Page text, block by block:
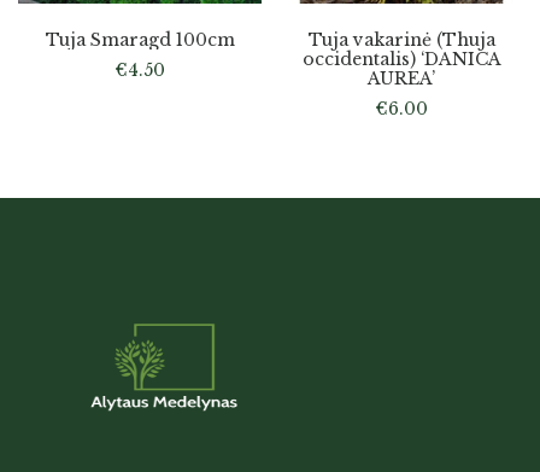
Tuja Smaragd 100cm
€4.50
Tuja vakarinė (Thuja
occidentalis) ‘DANICA
AUREA’
€6.00